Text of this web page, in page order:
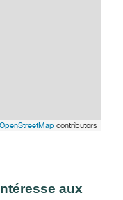
OpenStreetMap contributors
aux